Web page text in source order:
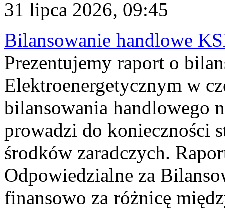
31 lipca 2026, 09:45
Bilansowanie handlowe
Prezentujemy raport o
Elektroenergetycznym w
bilansowania handlowego
prowadzi do konieczności
środków zaradczych.
Odpowiedzialne za
finansowo za różnicę